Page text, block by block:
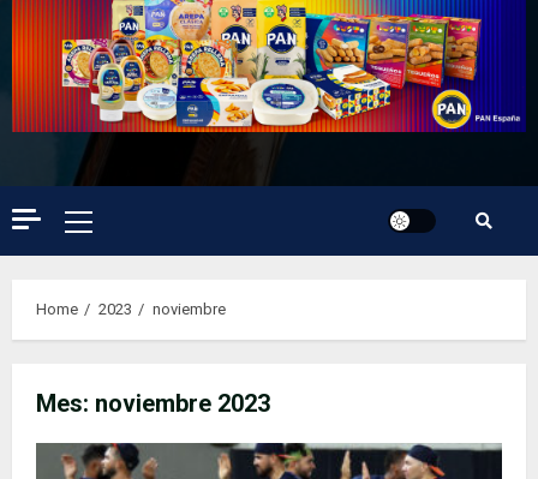
Primary
Menu
Home 2023 noviembre
Mes: noviembre 2023